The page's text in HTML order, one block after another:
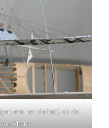
aan het plafond, uit de
Alfons.